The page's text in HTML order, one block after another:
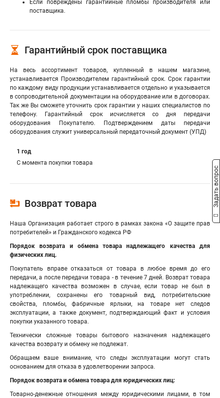
Если повреждены гарантийные пломбы производителя или
поставщика.
Гарантийный срок поставщика
На весь ассортимент товаров, купленный в нашем магазине,
устанавливается Производителем гарантийный срок. Срок гарантии
по каждому виду продукции устанавливается отдельно и указывается
в сопроводительной документации на оборудование или в договорах.
Так же Вы сможете уточнить срок гарантии у наших специалистов по
телефону. Гарантийный срок исчисляется со дня передачи
оборудования Покупателю. Подтверждением даты передачи
оборудования служит универсальный передаточный документ (УПД)
1 год
С момента покупки товара
Возврат товара
Наша Организация работает строго в рамках закона «О защите прав
потребителей» и Гражданского кодекса РФ
Порядок возврата и обмена товара надлежащего качества для
физических лиц.
Покупатель вправе отказаться от товара в любое время до его
передачи, а после передачи товара - в течение 7 дней. Возврат товара
надлежащего качества возможен в случае, если товар не был в
употреблении, сохранены его товарный вид, потребительские
свойства, пломбы, фабричные ярлыки, на товаре нет следов
эксплуатации, а также документ, подтверждающий факт и условия
покупки указанного товара.
Технически сложные товары бытового назначения надлежащего
качества возврату и обмену не подлежат.
Обращаем ваше внимание, что следы эксплуатации могут стать
основанием для отказа в удовлетворении запроса.
Порядок возврата и обмена товара для юридических лиц:
Товарно-денежные отношения между юридическими лицами, в том
Задать вопрос